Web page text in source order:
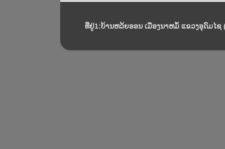
ທີ່ຢູ່1:ບ້ານຫວ້ຍອອນ ເມືອງນາຫມໍ້ ແຂວງອຸດົມໄຊ